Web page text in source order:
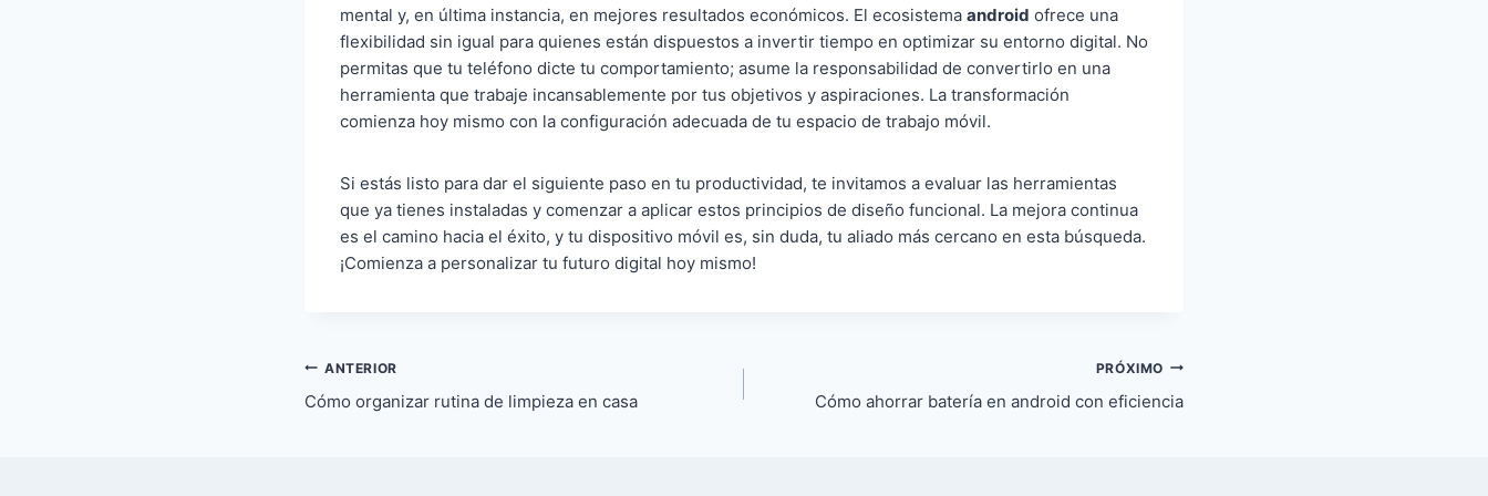
mental y, en última instancia, en mejores resultados económicos. El ecosistema android ofrece una
flexibilidad sin igual para quienes están dispuestos a invertir tiempo en optimizar su entorno digital. No
permitas que tu teléfono dicte tu comportamiento; asume la responsabilidad de convertirlo en una
herramienta que trabaje incansablemente por tus objetivos y aspiraciones. La transformación
comienza hoy mismo con la configuración adecuada de tu espacio de trabajo móvil.
Si estás listo para dar el siguiente paso en tu productividad, te invitamos a evaluar las herramientas
que ya tienes instaladas y comenzar a aplicar estos principios de diseño funcional. La mejora continua
es el camino hacia el éxito, y tu dispositivo móvil es, sin duda, tu aliado más cercano en esta búsqueda.
¡Comienza a personalizar tu futuro digital hoy mismo!
Navegação
ANTERIOR
Cómo organizar rutina de limpieza en casa
PRÓXIMO
Cómo ahorrar batería en android con eficiencia